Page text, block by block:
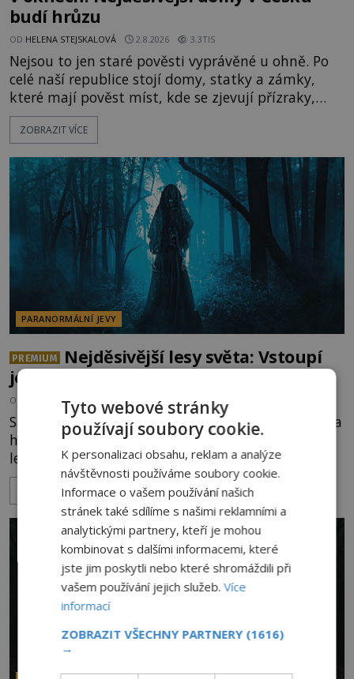
budí hrůzu
OD HELENA STEJSKALOVÁ 2.8.2026 3.3TIS
Nejsou to jen staré pověsti vyprávěné u ohně. Po
celé naší republice stojí domy, statky a zámky,
které mají pověst míst, kde se zjevují přízraky,
ozývají nevysvětlitelné zvuky nebo se dějí podivné
jevy. Zatímco historici většinou hledají racionální
lokality vykazují nápadně podobná svědectví po
celé generace. A právě tato opakující se svědectví
ZOBRAZIT VÍCE
PARANORMÁLNÍ JEVY
PREMIUM
Nejděsivější lesy světa: Vstoupí
jen ti nejodvážnější!
OD RADKA SÁBLIKOVÁ 1.8.2026 3.5TIS
Stínové bytosti, časové anomálie, děsivé přízraky a
hrůzostrašný křik vycházející z hlubin temného
lesa. Není to začátek hororového filmu, ale
události, které popisují návštěvníci lesů, které jsou
označovány jako nejděsivější na světě. Lidé bydlící
v jejich blízkosti se jim i za bílého dne obloukem
vyhýbají! Už jste o těchto lesích slyšeli? A odvážili
byste se je navštívit? [gallery ids="17
ZOBRAZIT VÍCE
Tyto webové stránky
používají soubory cookie.
K personalizaci obsahu, reklam a analýze
návštěvnosti používáme soubory cookie.
Informace o vašem používání našich
stránek také sdílíme s našimi reklamními a
analytickými partnery, kteří je mohou
kombinovat s dalšími informacemi, které
jste jim poskytli nebo které shromáždili při
vašem používání jejich služeb.Více
informací
ZOBRAZIT VŠECHNY PARTNERY (1616)
→